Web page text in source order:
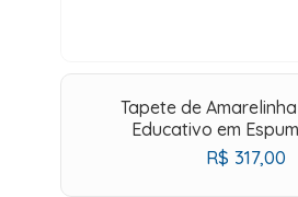
Tapete de
Educativo em
R$ 317,00